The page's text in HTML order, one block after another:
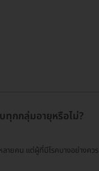
ทุกกลุ่มอายุหรือไม่?
ลายคน แต่ผู้ที่มีโรคบางอย่างควร